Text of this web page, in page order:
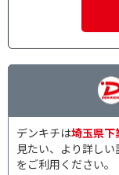
デンキチは埼玉県下
見たい、より詳し
をご利用ください。